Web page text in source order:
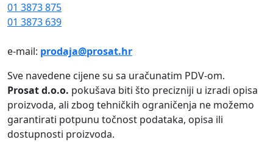
01 3873 875
01 3873 639
e-mail: prodaja@prosat.hr
Sve navedene cijene su sa uračunatim PDV-om.
Prosat d.o.o. pokušava biti što precizniji u izradi opisa
proizvoda, ali zbog tehničkih ograničenja ne možemo
garantirati potpunu točnost podataka, opisa ili
dostupnosti proizvoda.